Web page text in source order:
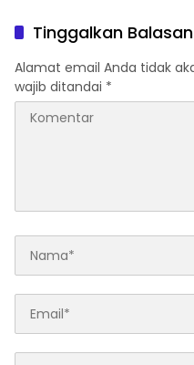
sebagai Dirjen Bea Cukai?
Tinggalkan Balasan
Alamat email Anda tidak
wajib ditandai *